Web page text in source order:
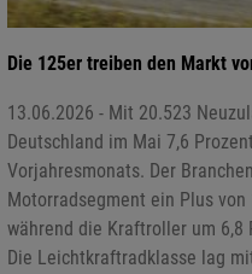
Die 125er treiben den Markt
13.06.2026 - Mit 20.523
Deutschland im Mai 7,6
Vorjahresmonats. Der
Motorradsegment ein Plus
während die Kraftroller um 6,8
Die Leichtkraftradklasse lag